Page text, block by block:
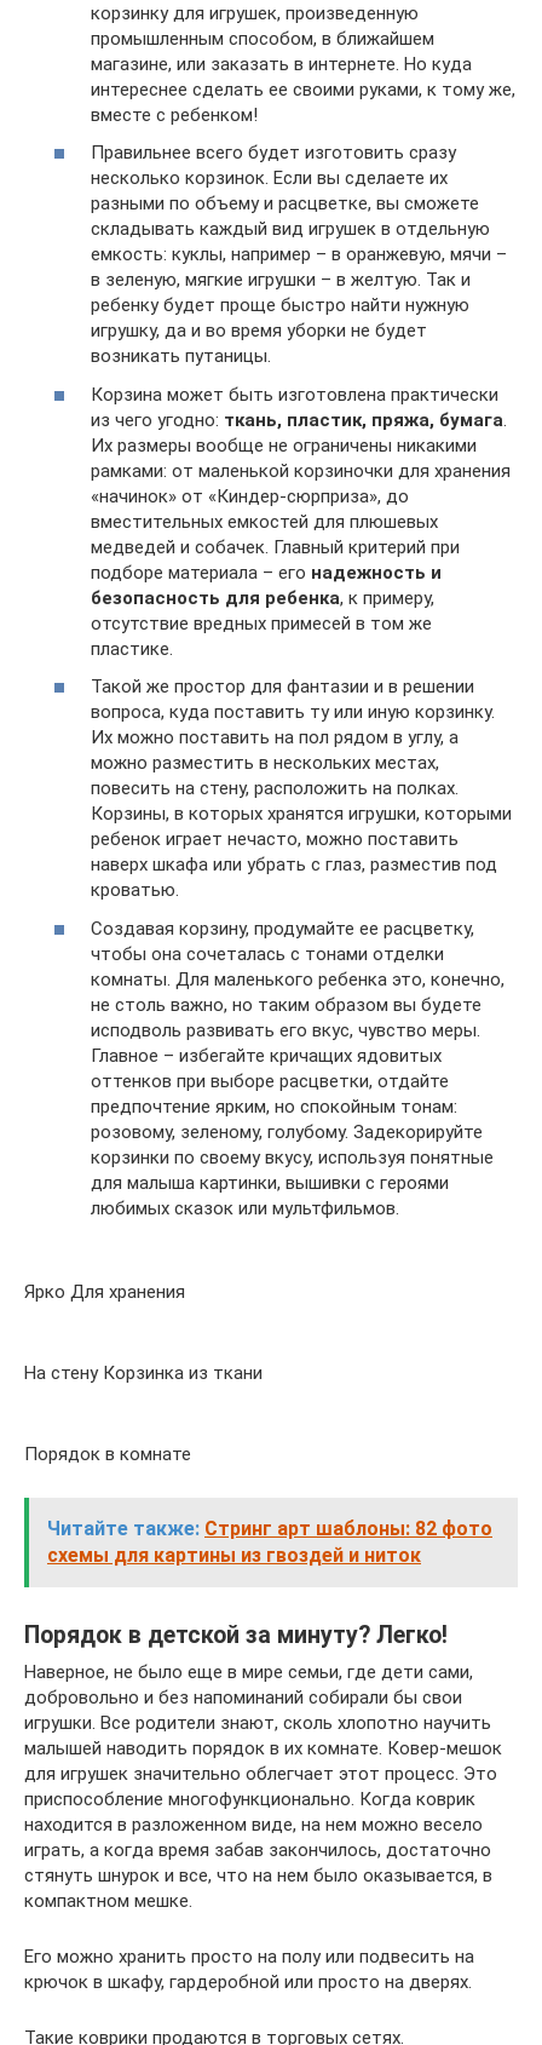
корзинку для игрушек, произведенную
промышленным способом, в ближайшем
магазине, или заказать в интернете. Но куда
интереснее сделать ее своими руками, к тому же,
вместе с ребенком!
Правильнее всего будет изготовить сразу
несколько корзинок. Если вы сделаете их
разными по объему и расцветке, вы сможете
складывать каждый вид игрушек в отдельную
емкость: куклы, например – в оранжевую, мячи –
в зеленую, мягкие игрушки – в желтую. Так и
ребенку будет проще быстро найти нужную
игрушку, да и во время уборки не будет
возникать путаницы.
Корзина может быть изготовлена практически
из чего угодно: ткань, пластик, пряжа, бумага.
Их размеры вообще не ограничены никакими
рамками: от маленькой корзиночки для хранения
«начинок» от «Киндер-сюрприза», до
вместительных емкостей для плюшевых
медведей и собачек. Главный критерий при
подборе материала – его надежность и
безопасность для ребенка, к примеру,
отсутствие вредных примесей в том же
пластике.
Такой же простор для фантазии и в решении
вопроса, куда поставить ту или иную корзинку.
Их можно поставить на пол рядом в углу, а
можно разместить в нескольких местах,
повесить на стену, расположить на полках.
Корзины, в которых хранятся игрушки, которыми
ребенок играет нечасто, можно поставить
наверх шкафа или убрать с глаз, разместив под
кроватью.
Создавая корзину, продумайте ее расцветку,
чтобы она сочеталась с тонами отделки
комнаты. Для маленького ребенка это, конечно,
не столь важно, но таким образом вы будете
исподволь развивать его вкус, чувство меры.
Главное – избегайте кричащих ядовитых
оттенков при выборе расцветки, отдайте
предпочтение ярким, но спокойным тонам:
розовому, зеленому, голубому. Задекорируйте
корзинки по своему вкусу, используя понятные
для малыша картинки, вышивки с героями
любимых сказок или мультфильмов.
Ярко Для хранения
На стену Корзинка из ткани
Порядок в комнате
Читайте также: Стринг арт шаблоны: 82 фото
схемы для картины из гвоздей и ниток
Порядок в детской за минуту? Легко!
Наверное, не было еще в мире семьи, где дети сами,
добровольно и без напоминаний собирали бы свои
игрушки. Все родители знают, сколь хлопотно научить
малышей наводить порядок в их комнате. Ковер-мешок
для игрушек значительно облегчает этот процесс. Это
приспособление многофункционально. Когда коврик
находится в разложенном виде, на нем можно весело
играть, а когда время забав закончилось, достаточно
стянуть шнурок и все, что на нем было оказывается, в
компактном мешке.
Его можно хранить просто на полу или подвесить на
крючок в шкафу, гардеробной или просто на дверях.
Такие коврики продаются в торговых сетях.